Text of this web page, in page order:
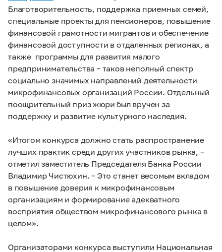
Благотворительность, поддержка приемных семей,
специальные проекты для пенсионеров, повышение
финансовой грамотности мигрантов и обеспечение
финансовой доступности в отдаленных регионах, а
также программы для развития малого
предпринимательства – таков неполный спектр
социально значимых направлений деятельности
микрофинансовых организаций России. Отдельный
поощрительный приз жюри был вручен за
поддержку и развитие культурного наследия.
«Итогом конкурса должно стать распространение
лучших практик среди других участников рынка, –
отметил заместитель Председателя Банка России
Владимир Чистюхин. – Это станет весомым вкладом
в повышение доверия к микрофинансовым
организациям и формирование адекватного
восприятия обществом микрофинансового рынка в
целом».
Организаторами конкурса выступили Национальная